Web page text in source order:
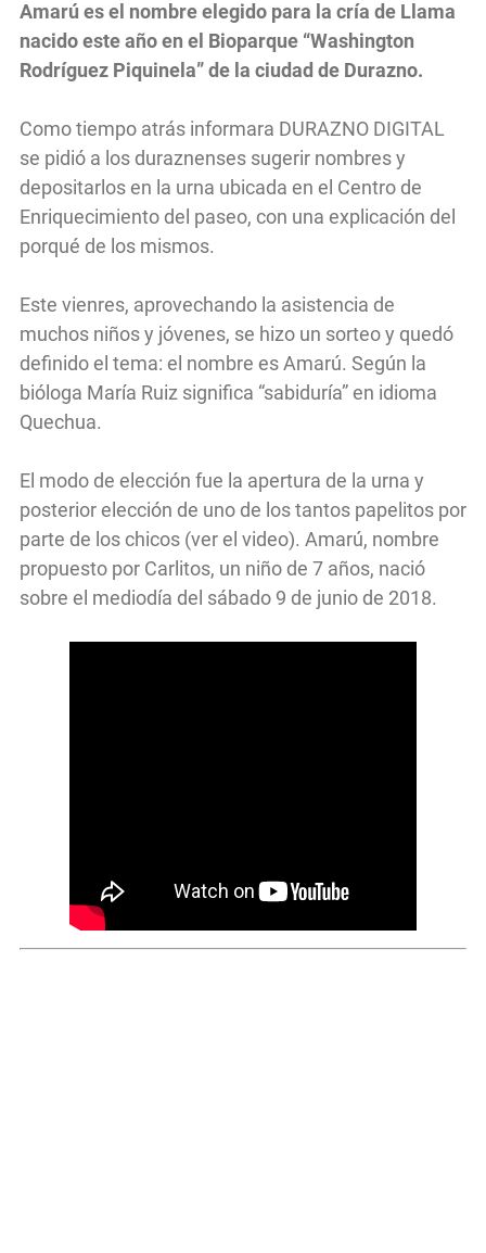
Amarú es el nombre elegido para la cría de Llama
nacido este año en el Bioparque “Washington
Rodríguez Piquinela” de la ciudad de Durazno.
Como tiempo atrás informara DURAZNO DIGITAL
se pidió a los duraznenses sugerir nombres y
depositarlos en la urna ubicada en el Centro de
Enriquecimiento del paseo, con una explicación del
porqué de los mismos.
Este vienres, aprovechando la asistencia de
muchos niños y jóvenes, se hizo un sorteo y quedó
definido el tema: el nombre es Amarú. Según la
bióloga María Ruiz significa “sabiduría” en idioma
Quechua.
El modo de elección fue la apertura de la urna y
posterior elección de uno de los tantos papelitos por
parte de los chicos (ver el video). Amarú, nombre
propuesto por Carlitos, un niño de 7 años, nació
sobre el mediodía del sábado 9 de junio de 2018.